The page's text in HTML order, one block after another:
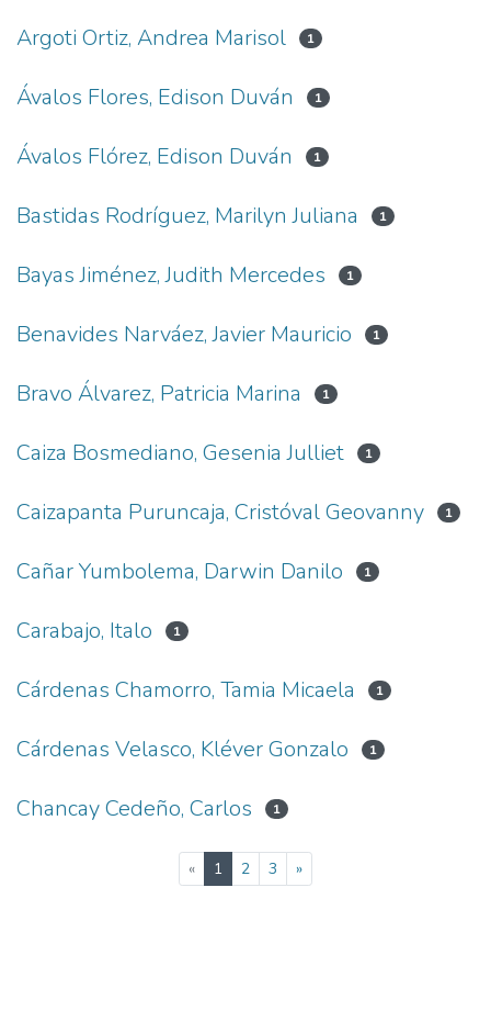
Argoti Ortiz, Andrea Marisol 1
Ávalos Flores, Edison Duván 1
Ávalos Flórez, Edison Duván 1
Bastidas Rodríguez, Marilyn Juliana 1
Bayas Jiménez, Judith Mercedes 1
Benavides Narváez, Javier Mauricio 1
Bravo Álvarez, Patricia Marina 1
Caiza Bosmediano, Gesenia Julliet 1
Caizapanta Puruncaja, Cristóval Geovanny 1
Cañar Yumbolema, Darwin Danilo 1
Carabajo, Italo 1
Cárdenas Chamorro, Tamia Micaela 1
Cárdenas Velasco, Kléver Gonzalo 1
Chancay Cedeño, Carlos 1
« 1 (current)
2 3 »